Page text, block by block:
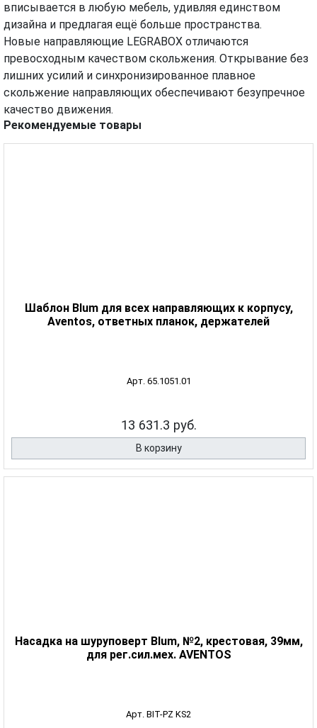
вписывается в любую мебель, удивляя единством
дизайна и предлагая ещё больше пространства.
Новые направляющие LEGRABOX отличаются
превосходным качеством скольжения. Открывание без
лишних усилий и синхронизированное плавное
скольжение направляющих обеспечивают безупречное
качество движения.
Рекомендуемые товары
Шаблон Blum для всех направляющих к корпусу,
Aventos, ответных планок, держателей
Арт. 65.1051.01
13 631.3 руб.
В корзину
Насадка на шуруповерт Blum, №2, крестовая, 39мм,
для рег.сил.мех. AVENTOS
Арт. BIT-PZ KS2